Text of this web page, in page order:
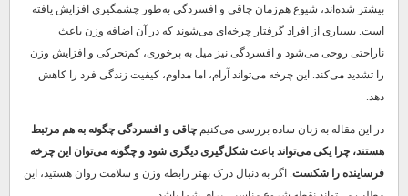
بیشتر شده‌اند، شیوع هم‌زمان چاقی و افسردگی به‌طور چشمگیری افزایش یافته
است. بسیاری از افراد گرفتار چرخه‌ای می‌شوند که در آن اضافه وزن باعث
ناراحتی روحی می‌شود و افسردگی نیز میل به پرخوری، کم‌تحرکی و افزایش وزن
را تشدید می‌کند. این چرخه می‌تواند آرام، اما مداوم، کیفیت زندگی فرد را کاهش
دهد.
در این مقاله به زبان ساده بررسی می‌کنیم چاقی و افسردگی چگونه به هم مرتبط
هستند، چرا یکی می‌تواند باعث شکل‌گیری دیگری شود و چگونه می‌توان این چرخه
فرساینده را شکست. اگر به دنبال درک بهتر رابطه وزن و سلامت روان هستید، این